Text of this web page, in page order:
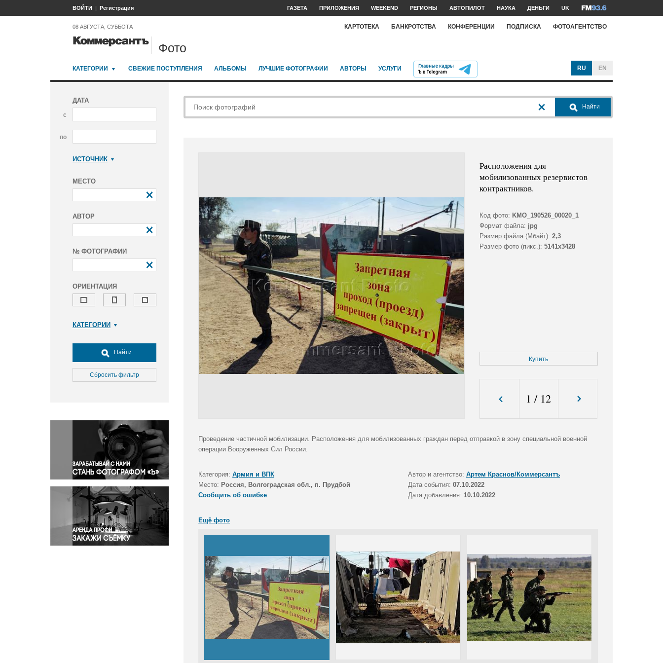
ВОЙТИ Регистрация ГАЗЕТА ПРИЛОЖЕНИЯ WEEKEND РЕГИОНЫ АВТОПИЛОТ НАУКА ДЕНЬГИ UK
08 АВГУСТА, СУББОТА КАРТОТЕКА БАНКРОТСТВА КОНФЕРЕНЦИИ ПОДПИСКА ФОТОАГЕНТСТВО
Фото
КАТЕГОРИИ СВЕЖИЕ ПОСТУПЛЕНИЯ АЛЬБОМЫ ЛУЧШИЕ ФОТОГРАФИИ АВТОРЫ УСЛУГИ RU EN
ДАТА
с
по
ИСТОЧНИК
МЕСТО
АВТОР
№ ФОТОГРАФИИ
ОРИЕНТАЦИЯ
КАТЕГОРИИ
Досуг, туризм и отдых
Культура
Медицина
Окружающая среда
Политика
Правосудие
Происшествия и конфликты
Религия
Светская жизнь
Спорт
Экология
Экономика и бизнес
Найти
Сбросить фильтр
Найти
Расположения для
мобилизованных резервистов
контрактников.
Код фото: KMO_190526_00020_1
Формат файла: jpg
Размер файла (Мбайт): 2,3
Размер фото (пикс.): 5141x3428
Купить
1 / 12
Проведение частичной мобилизации. Расположения для мобилизованных граждан перед отправкой в зону специальной военной
операции Вооруженных Сил России.
Категория: Армия и ВПК Автор и агентство: Артем Краснов/Коммерсантъ
Место: Россия, Волгоградская обл., п. Прудбой Дата события: 07.10.2022
Сообщить об ошибке
Дата добавления: 10.10.2022
Ещё фото